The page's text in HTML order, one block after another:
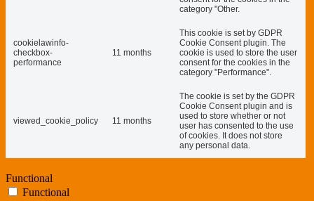
category "Other.
cookielawinfo-
checkbox-
performance
11 months
This cookie is set by GDPR
Cookie Consent plugin. The
cookie is used to store the user
consent for the cookies in the
category "Performance".
viewed_cookie_policy 11 months
The cookie is set by the GDPR
Cookie Consent plugin and is
used to store whether or not
user has consented to the use
of cookies. It does not store
any personal data.
Functional
Functional